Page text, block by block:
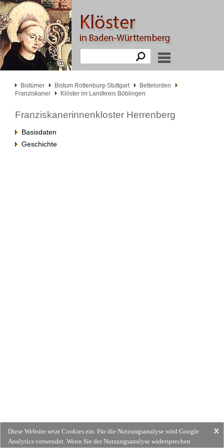
Bistümer Bistum Rottenburg-Stuttgart
Bettelorden
Franziskaner
Klöster im Landkreis Böblingen
Franziskanerinnenkloster Herrenberg
Basisdaten
Geschichte
Diese Website setzt Cookies ein. Für die Nutzungsanalyse wird Google
Analytics verwendet. Wenn Sie der Nutzungsanalyse widersprechen